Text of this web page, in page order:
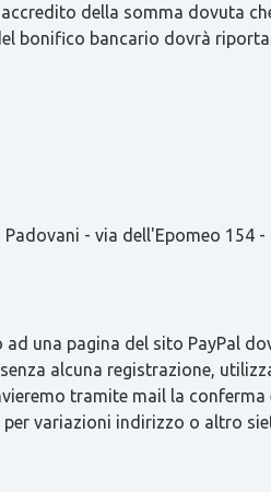
della somma dovuta
bonifico bancario dovrà
- via dell'Epomeo 154 -
una pagina del sito PayPal
alcuna registrazione,
tramite mail la conferma
variazioni indirizzo o altro